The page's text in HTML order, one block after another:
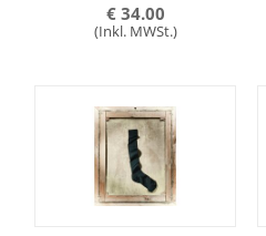
€ 34.00
(Inkl. MWSt.)